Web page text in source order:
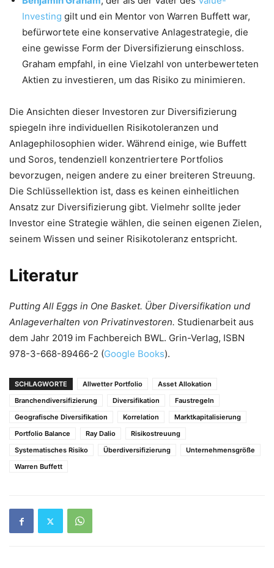
Investing gilt und ein Mentor von Warren Buffett war,
befürwortete eine konservative Anlagestrategie, die
eine gewisse Form der Diversifizierung einschloss.
Graham empfahl, in eine Vielzahl von unterbewerteten
Aktien zu investieren, um das Risiko zu minimieren.
Die Ansichten dieser Investoren zur Diversifizierung
spiegeln ihre individuellen Risikotoleranzen und
Anlagephilosophien wider. Während einige, wie Buffett
und Soros, tendenziell konzentriertere Portfolios
bevorzugen, neigen andere zu einer breiteren Streuung.
Die Schlüssellektion ist, dass es keinen einheitlichen
Ansatz zur Diversifizierung gibt. Vielmehr sollte jeder
Investor eine Strategie wählen, die seinen eigenen Zielen,
seinem Wissen und seiner Risikotoleranz entspricht.
Literatur
Putting All Eggs in One Basket. Über Diversifikation und
Anlageverhalten von Privatinvestoren. Studienarbeit aus
dem Jahr 2019 im Fachbereich BWL. Grin-Verlag, ISBN
978-3-668-89466-2 (Google Books).
SCHLAGWORTE Allwetter Portfolio
Asset Allokation
Branchendiversifizierung
Diversifikation
Faustregeln
Geografische Diversifikation
Korrelation
Marktkapitalisierung
Portfolio Balance
Ray Dalio
Risikostreuung
Systematisches Risiko
Überdiversifizierung
Unternehmensgröße
Warren Buffett